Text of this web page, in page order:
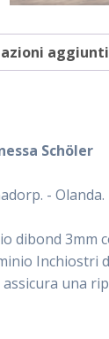
Schöler
- Olanda.
dibond 3mm
Inchiostri
una